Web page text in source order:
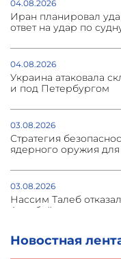
Новостная
04.08.2026
Иран планировал
ответ на удар по
04.08.2026
Украина атаковала
и под Петербургом
03.08.2026
Стратегия
ядерного оружия
03.08.2026
Нассим Талеб
Азербайджане
31.07.2026